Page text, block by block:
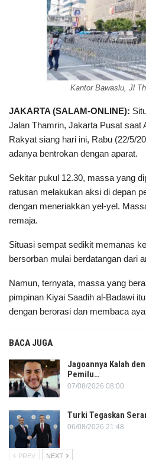
Kantor Bawaslu, Jl
JAKARTA (SALAM-ONLINE):
Jalan Thamrin, Jakarta Pusat saat
Rakyat siang hari ini, Rabu (22/5/
adanya bentrokan dengan aparat.
Sekitar pukul 12.30, massa yang
ratusan melakukan aksi di depan
dengan meneriakkan yel-yel.
remaja.
Situasi sempat sedikit memanas
bersorban mulai berdatangan dari
Namun, ternyata, massa yang
pimpinan Kiyai Saadih al-Badawi
dengan berorasi dan membaca
BACA JUGA
Jagoannya Kalah
Pemilu…
07/08/2026 08:00
Turki Tegaskan
06/08/2026 21:48
PREV NEXT